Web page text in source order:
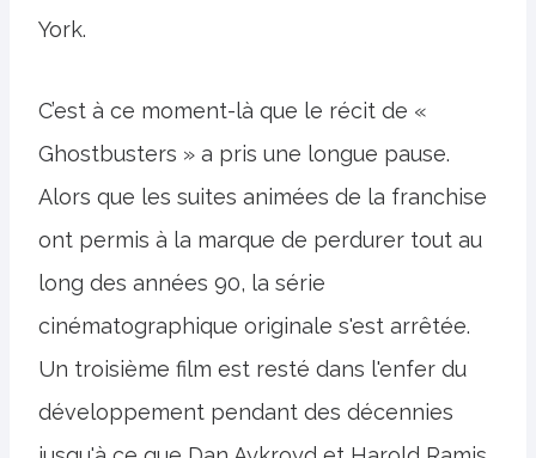
York.
C’est à ce moment-là que le récit de «
Ghostbusters » a pris une longue pause.
Alors que les suites animées de la franchise
ont permis à la marque de perdurer tout au
long des années 90, la série
cinématographique originale s'est arrêtée.
Un troisième film est resté dans l'enfer du
développement pendant des décennies